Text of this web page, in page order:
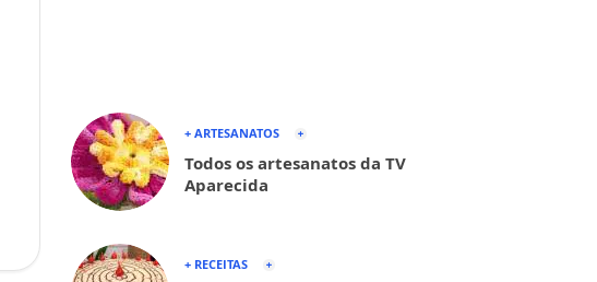
+ ARTESANATOS
Todos os artesanatos da TV
Aparecida
+ RECEITAS